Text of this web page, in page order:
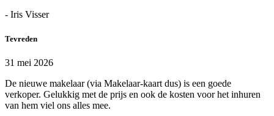
- Iris Visser
Tevreden
31 mei 2026
De nieuwe makelaar (via Makelaar-kaart dus) is een goede
verkoper. Gelukkig met de prijs en ook de kosten voor het inhuren
van hem viel ons alles mee.